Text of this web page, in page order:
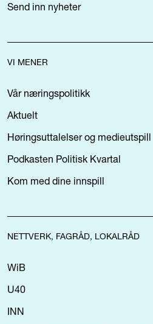
Send inn nyheter
VI MENER
Vår næringspolitikk
Aktuelt
Høringsuttalelser og medieutspill
Podkasten Politisk Kvartal
Kom med dine innspill
NETTVERK, FAGRÅD, LOKALRÅD
WiB
U40
INN